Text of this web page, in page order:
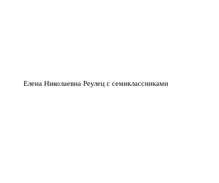
Елена Николаевна Реулец с семиклассниками